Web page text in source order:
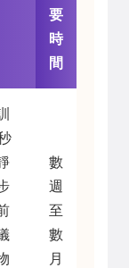
要
時
間
數
週
至
數
月